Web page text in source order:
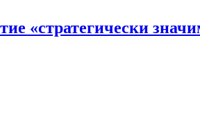
«стратегически